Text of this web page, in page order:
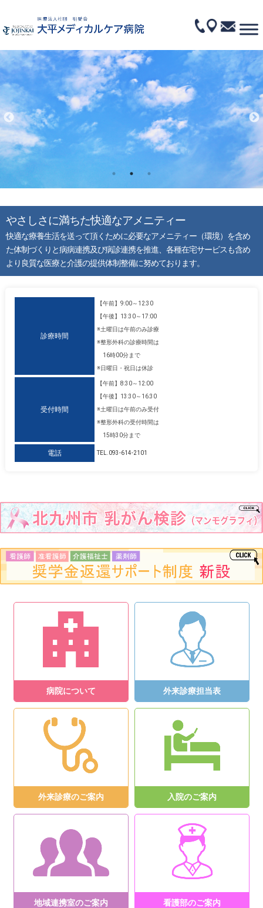
やさしさに満ちた快適なアメニティー
快適な療養生活を送って頂くために必要なアメニティー（環境）を含め
た体制づくりと病病連携及び病診連携を推進、各種在宅サービスも含め
より良質な医療と介護の提供体制整備に努めております。
診療時間
【午前】9:00～12:30
【午後】13:30～17:00
※土曜日は午前のみ診療
※整形外科の診療時間は
16時00分まで
※日曜日・祝日は休診
受付時間
【午前】8:30～12:00
【午後】13:30～16:30
※土曜日は午前のみ受付
※整形外科の受付時間は
15時30分まで
電話 TEL.093-614-2101
病院について 外来診療担当表
外来診療のご案内 入院のご案内
地域連携室のご案内 看護部のご案内